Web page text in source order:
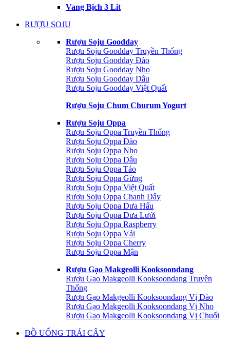
Vang Bịch 3 Lit
RƯỢU SOJU
Rượu Soju Goodday
Rượu Soju Goodday Truyền Thống
Rượu Soju Goodday Đào
Rượu Soju Goodday Nho
Rượu Soju Goodday Dâu
Rượu Soju Goodday Việt Quất
Rượu Soju Chum Churum Yogurt
Rượu Soju Oppa
Rượu Soju Oppa Truyền Thống
Rượu Soju Oppa Đào
Rượu Soju Oppa Nho
Rượu Soju Oppa Dâu
Rượu Soju Oppa Táo
Rượu Soju Oppa Gừng
Rượu Soju Oppa Việt Quất
Rượu Soju Oppa Chanh Dây
Rượu Soju Oppa Dưa Hấu
Rượu Soju Oppa Dưa Lưới
Rượu Soju Oppa Raspberry
Rượu Soju Oppa Vải
Rượu Soju Oppa Cherry
Rượu Soju Oppa Mận
Rượu Gạo Makgeolli Kooksoondang
Rượu Gạo Makgeolli Kooksoondang Truyền
Thống
Rượu Gạo Makgeolli Kooksoondang Vị Đào
Rượu Gạo Makgeolli Kooksoondang Vị Nho
Rượu Gạo Makgeolli Kooksoondang Vị Chuối
ĐỒ UỐNG TRÁI CÂY